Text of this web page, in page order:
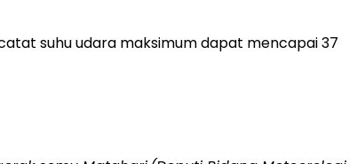
suhu udara maksimum dapat mencapai 37